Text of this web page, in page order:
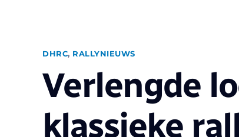
DHRC, RALLYNIEUWS
Verlengde
klassieke